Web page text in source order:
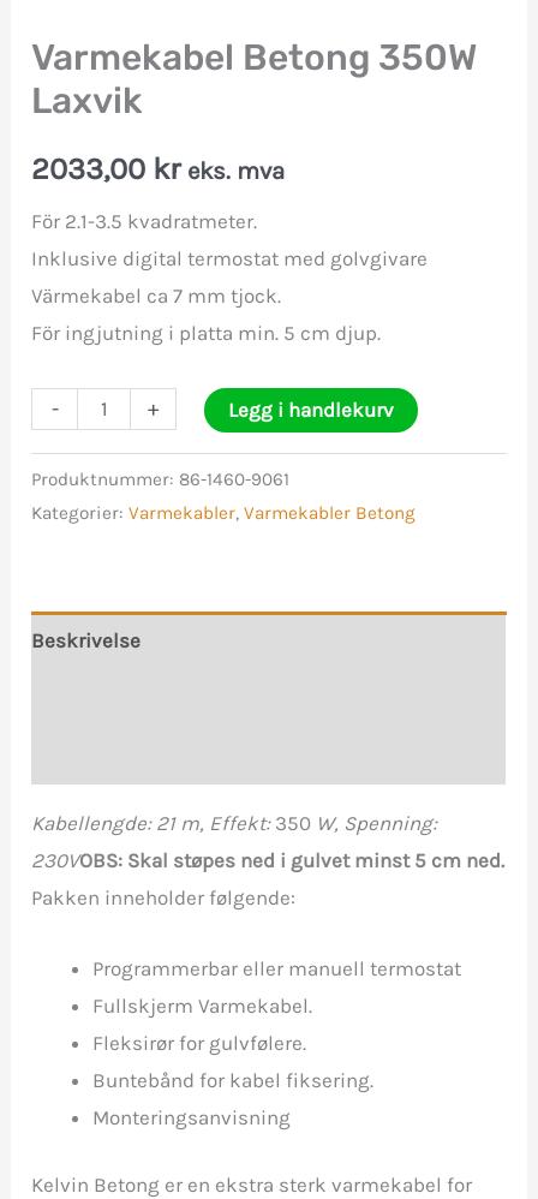
Varmekabel Betong 350W
Laxvik
2033,00 kr eks. mva
För 2.1-3.5 kvadratmeter.
Inklusive digital termostat med golvgivare
Värmekabel ca 7 mm tjock.
För ingjutning i platta min. 5 cm djup.
-
Varmekabel
350W
Laxvik
+ Legg i handlekurv
Produktnummer: 86-1460-9061
Kategorier:Varmekabler,Varmekabler Betong
Beskrivelse
Kabellengde: 21 m, Effekt:350 W, Spenning:
230VOBS: Skal støpes ned i gulvet minst 5 cm ned.
Pakken inneholder følgende:
Programmerbar eller manuell termostat
Fullskjerm Varmekabel.
Fleksirør for gulvfølere.
Buntebånd for kabel fiksering.
Monteringsanvisning
Kelvin Betong er en ekstra sterk varmekabel for